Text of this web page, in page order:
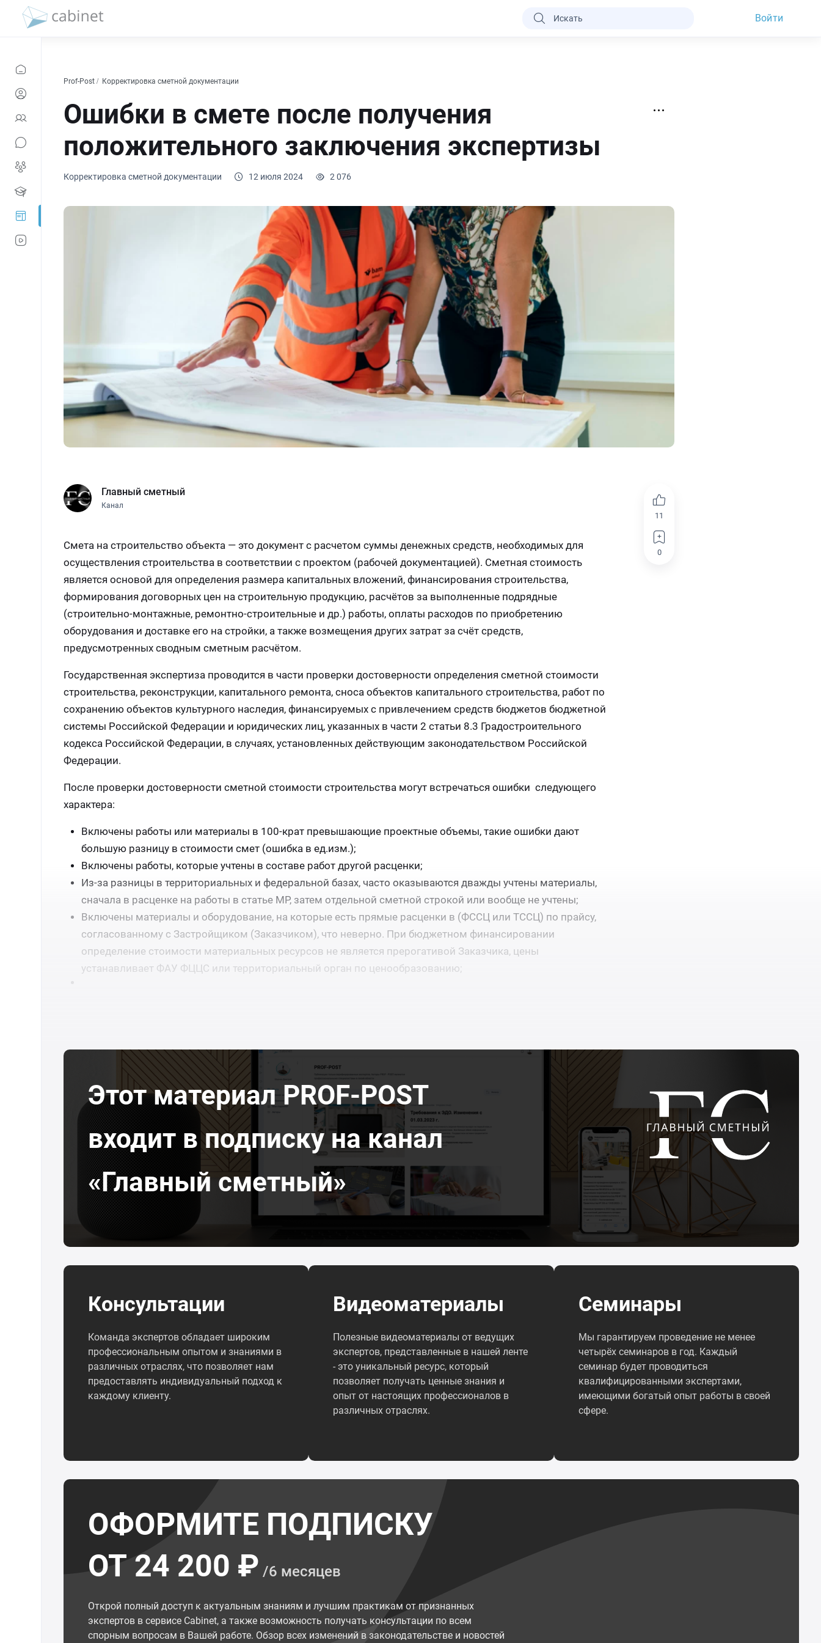
Войти
Prof-Post Корректировка сметной документации
Ошибки в смете после получения
положительного заключения экспертизы
Корректировка сметной документации 12 июля 2024 2 076
Главный сметный
Канал
Смета на строительство объекта — это документ с расчетом суммы денежных средств, необходимых для
осуществления строительства в соответствии с проектом (рабочей документацией). Сметная стоимость
является основой для определения размера капитальных вложений, финансирования строительства,
формирования договорных цен на строительную продукцию, расчётов за выполненные подрядные
(строительно-монтажные, ремонтно-строительные и др.) работы, оплаты расходов по приобретению
оборудования и доставке его на стройки, а также возмещения других затрат за счёт средств,
предусмотренных сводным сметным расчётом.
Государственная экспертиза проводится в части проверки достоверности определения сметной стоимости
строительства, реконструкции, капитального ремонта, сноса объектов капитального строительства, работ по
сохранению объектов культурного наследия, финансируемых с привлечением средств бюджетов бюджетной
системы Российской Федерации и юридических лиц, указанных в части 2 статьи 8.3 Градостроительного
кодекса Российской Федерации, в случаях, установленных действующим законодательством Российской
Федерации.
После проверки достоверности сметной стоимости строительства могут встречаться ошибки следующего
характера:
Включены работы или материалы в 100-крат превышающие проектные объемы, такие ошибки дают
большую разницу в стоимости смет (ошибка в ед.изм.);
Включены работы, которые учтены в составе работ другой расценки;
Из-за разницы в территориальных и федеральной базах, часто оказываются дважды учтены материалы,
сначала в расценке на работы в статье МР, затем отдельной сметной строкой или вообще не учтены;
Включены материалы и оборудование, на которые есть прямые расценки в (ФССЦ или ТССЦ) по прайсу,
согласованному с Застройщиком (Заказчиком), что неверно. При бюджетном финансировании
определение стоимости материальных ресурсов не является прерогативой Заказчика, цены
устанавливает ФАУ ФЦЦС или территориальный орган по ценообразованию;
11
0
Этот материал PROF-POST
входит в подписку на канал
«Главный сметный»
Консультации
Команда экспертов обладает широким
профессиональным опытом и знаниями в
различных отраслях, что позволяет нам
предоставлять индивидуальный подход к
каждому клиенту.
Видеоматериалы
Полезные видеоматериалы от ведущих
экспертов, представленные в нашей ленте
- это уникальный ресурс, который
позволяет получать ценные знания и
опыт от настоящих профессионалов в
различных отраслях.
Семинары
Мы гарантируем проведение не менее
четырёх семинаров в год. Каждый
семинар будет проводиться
квалифицированными экспертами,
имеющими богатый опыт работы в своей
сфере.
ОФОРМИТЕ ПОДПИСКУ
ОТ 24 200 ₽ /6 месяцев
Открой полный доступ к актуальным знаниям и лучшим практикам от признанных
экспертов в сервисе Cabinet, а также возможность получать консультации по всем
спорным вопросам в Вашей работе. Обзор всех изменений в законодательстве и новостей